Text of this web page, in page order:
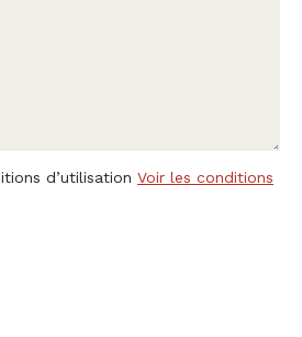
d’utilisation Voir les conditions